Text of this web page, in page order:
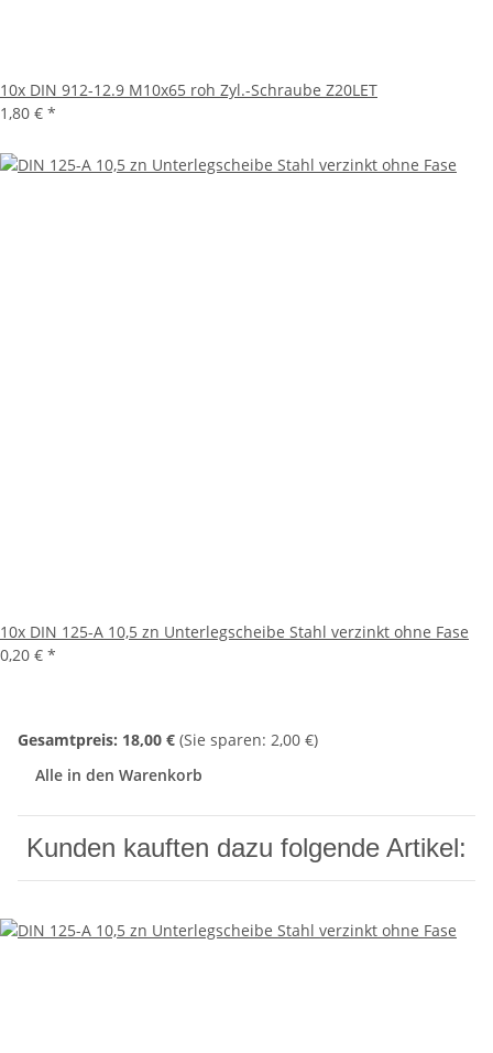
10x DIN 912-12.9 M10x65 roh Zyl.-Schraube Z20LET
1,80 € *
10x DIN 125-A 10,5 zn Unterlegscheibe Stahl verzinkt ohne Fase
0,20 € *
Gesamtpreis: 18,00 € (Sie sparen: 2,00 €)
Alle in den Warenkorb
Kunden kauften dazu folgende Artikel: